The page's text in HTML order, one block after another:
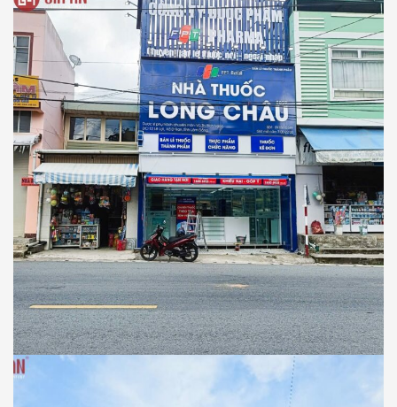
NHÀ THUỐC LONG CHÂU
Thiết Kế Thi Công Công Trình Nhà Thuốc
Long Châu Tại Xã D’Ran, Tỉnh Lâm Đồng